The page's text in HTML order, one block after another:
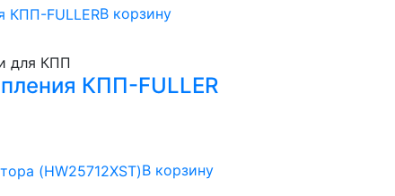
В корзину
для КПП
КПП-FULLER
В корзину